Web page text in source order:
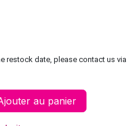
restock date, please contact us via
au panier